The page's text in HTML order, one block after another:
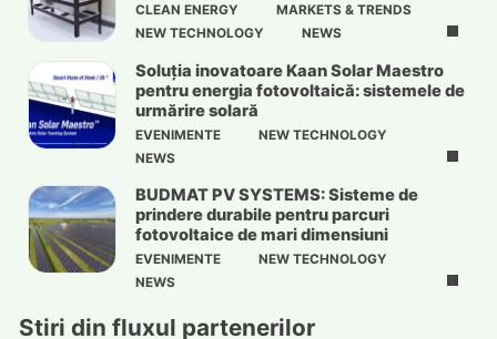
CLEAN ENERGY
MARKETS & TRENDS
NEW TECHNOLOGY
NEWS
Soluția inovatoare Kaan Solar Maestro
pentru energia fotovoltaică: sistemele de
urmărire solară
EVENIMENTE
NEW TECHNOLOGY
NEWS
BUDMAT PV SYSTEMS: Sisteme de
prindere durabile pentru parcuri
fotovoltaice de mari dimensiuni
EVENIMENTE
NEW TECHNOLOGY
NEWS
Stiri din fluxul partenerilor